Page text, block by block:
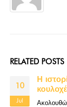
RELATED POSTS
10
Jul
Η